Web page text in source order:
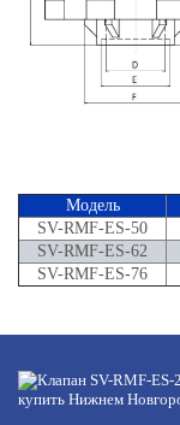
Модель
SV-RMF-ES-50
SV-RMF-ES-62
SV-RMF-ES-76